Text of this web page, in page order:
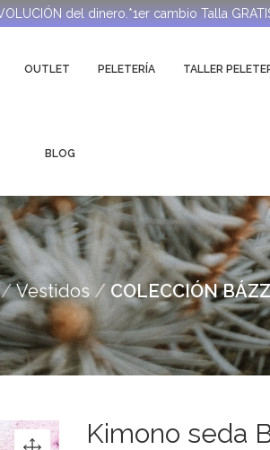
del dinero.*1er cambio Talla
OUTLET PELETERÍA TALLER
BLOG
Vestidos COLECCIÓN
Kimono seda